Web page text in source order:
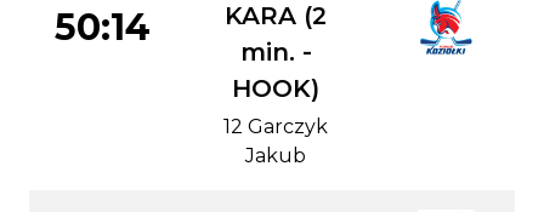
50:14
KARA (2
min. -
HOOK)
12 Garczyk
Jakub